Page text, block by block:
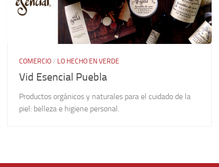
COMERCIO/ LO HECHO EN VERDE
Vid Esencial Puebla
Productos orgánicos y naturales para el cuidado de la
piel: belleza e higiene personal.